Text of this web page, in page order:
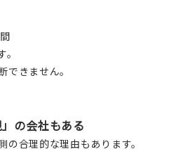
できません。
の会社もある
合理的な理由もあります。